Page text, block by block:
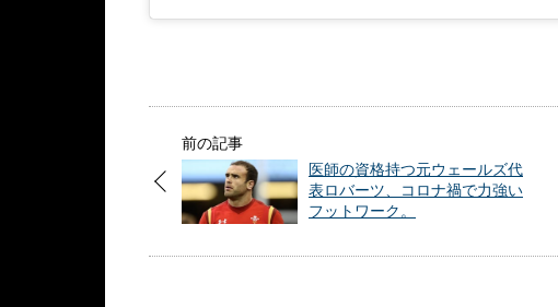
前の記事
医師の資格持つ元ウェールズ代
表ロバーツ、コロナ禍で力強い
フットワーク。